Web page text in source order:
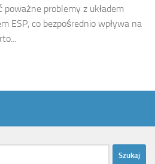
problemy z układem
ESP, co bezpośrednio wpływa na